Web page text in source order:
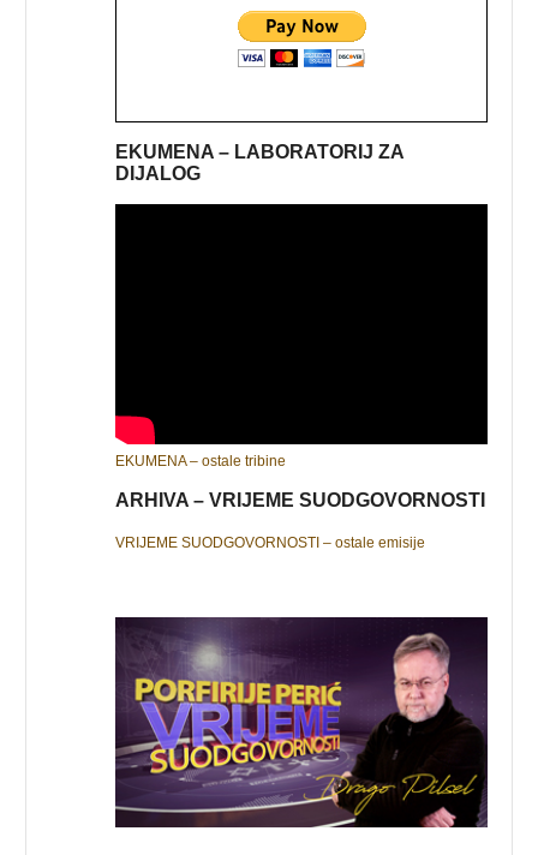
EKUMENA – LABORATORIJ ZA
DIJALOG
EKUMENA – ostale tribine
ARHIVA – VRIJEME SUODGOVORNOSTI
VRIJEME SUODGOVORNOSTI – ostale emisije